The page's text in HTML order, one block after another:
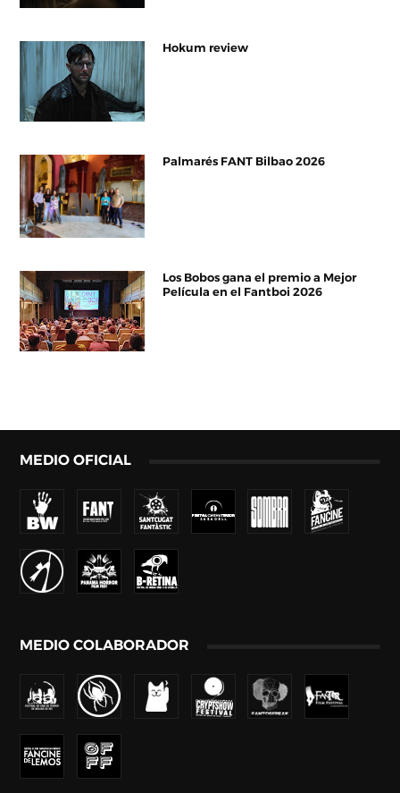
Hokum review
Palmarés FANT Bilbao 2026
Los Bobos gana el premio a Mejor
Película en el Fantboi 2026
MEDIO OFICIAL
MEDIO COLABORADOR